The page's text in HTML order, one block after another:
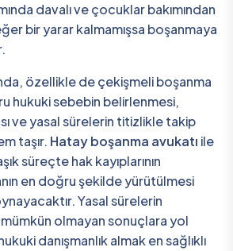
davalı ve çocuklar bakımından
bir yarar kalmamışsa boşanmaya
özellikle de çekişmeli boşanma
hukuki sebebin belirlenmesi,
ve yasal sürelerin titizlikle takip
taşır. Hatay boşanma avukatı ile
süreçte hak kayıplarının
en doğru şekilde yürütülmesi
Yasal sürelerin
mümkün olmayan sonuçlara yol
danışmanlık almak en sağlıklı